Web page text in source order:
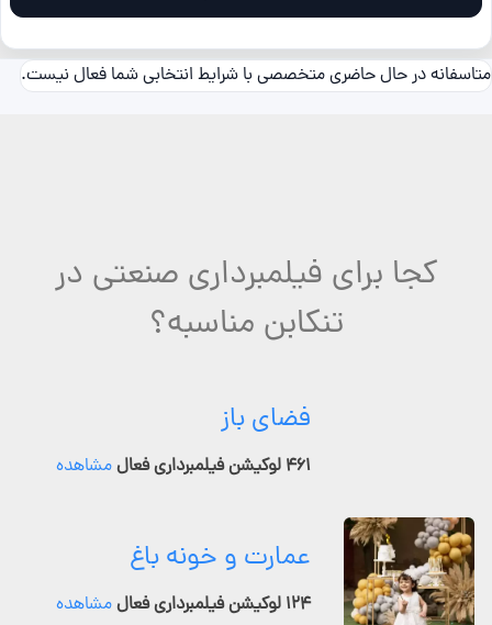
متاسفانه در حال حاضری متخصصی با شرایط انتخابی شما فعال نیست.
کجا برای فیلمبرداری صنعتی در
تنکابن مناسبه؟
فضای باز
۴۶۱ لوکیشن فیلمبرداری فعال مشاهده
عمارت و خونه باغ
۱۲۴ لوکیشن فیلمبرداری فعال مشاهده